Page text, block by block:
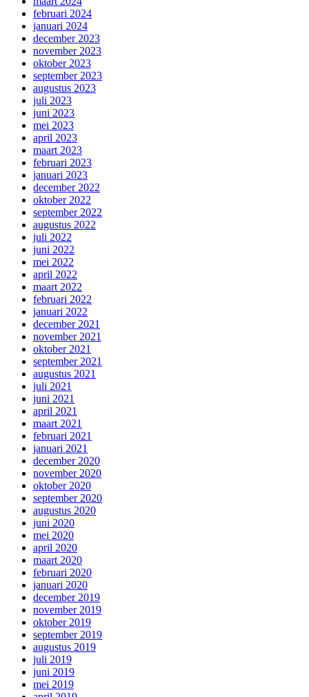
februari 2024
januari 2024
december 2023
november 2023
oktober 2023
september 2023
augustus 2023
juli 2023
juni 2023
mei 2023
april 2023
maart 2023
februari 2023
januari 2023
december 2022
oktober 2022
september 2022
augustus 2022
juli 2022
juni 2022
mei 2022
april 2022
maart 2022
februari 2022
januari 2022
december 2021
november 2021
oktober 2021
september 2021
augustus 2021
juli 2021
juni 2021
april 2021
maart 2021
februari 2021
januari 2021
december 2020
november 2020
oktober 2020
september 2020
augustus 2020
juni 2020
mei 2020
april 2020
maart 2020
februari 2020
januari 2020
december 2019
november 2019
oktober 2019
september 2019
augustus 2019
juli 2019
juni 2019
mei 2019